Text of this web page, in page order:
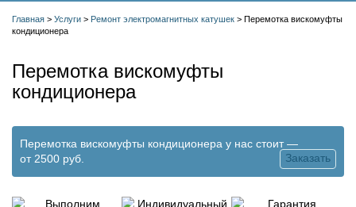
Главная > Услуги > Ремонт электромагнитных катушек > Перемотка вискомуфты
кондиционера
Перемотка вискомуфты
кондиционера
Перемотка вискомуфты кондиционера у нас стоит —
от2500 руб. Заказать